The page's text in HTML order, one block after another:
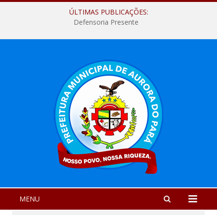
ÚLTIMAS PUBLICAÇÕES:
Defensoria Presente
MENU